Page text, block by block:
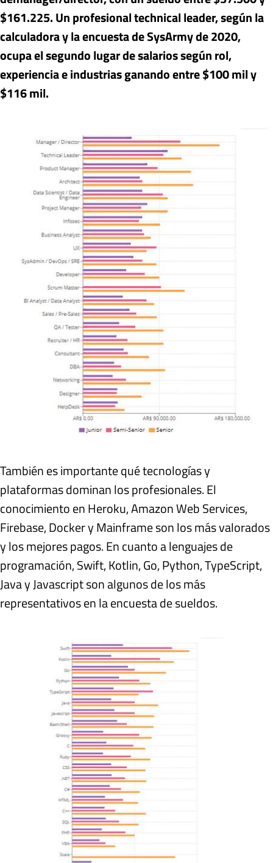
$161.225. Un profesional technical leader, según la
calculadora y la encuesta de SysArmy de 2020,
ocupa el segundo lugar de salarios según rol,
experiencia e industrias ganando entre $100 mil y
$116 mil.
También es importante qué tecnologías y
plataformas dominan los profesionales. El
conocimiento en Heroku, Amazon Web Services,
Firebase, Docker y Mainframe son los más valorados
y los mejores pagos. En cuanto a lenguajes de
programación, Swift, Kotlin, Go, Python, TypeScript,
Java y Javascript son algunos de los más
representativos en la encuesta de sueldos.